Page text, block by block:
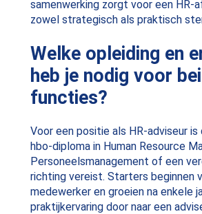
samenwerking zorgt voor een HR-
zowel strategisch als praktisch
Welke opleiding en
heb je nodig voor
functies?
Voor een positie als HR-adviseur is
hbo-diploma in Human Resource
Personeelsmanagement of een
richting vereist. Starters beginnen
medewerker en groeien na enkele
praktijkervaring door naar een